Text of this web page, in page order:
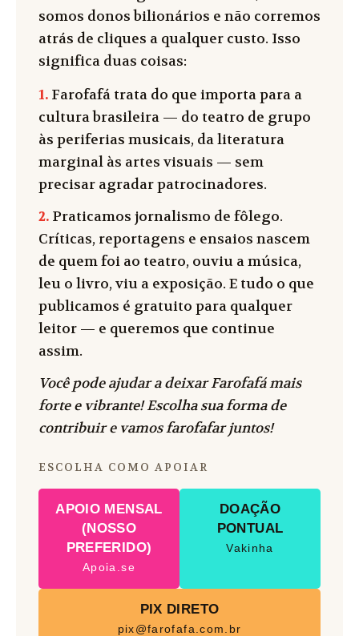
somos donos bilionários e não corremos
atrás de cliques a qualquer custo. Isso
significa duas coisas:
1. Farofafá trata do que importa para a
cultura brasileira — do teatro de grupo
às periferias musicais, da literatura
marginal às artes visuais — sem
precisar agradar patrocinadores.
2. Praticamos jornalismo de fôlego.
Críticas, reportagens e ensaios nascem
de quem foi ao teatro, ouviu a música,
leu o livro, viu a exposição. E tudo o que
publicamos é gratuito para qualquer
leitor — e queremos que continue
assim.
Você pode ajudar a deixar Farofafá mais
forte e vibrante! Escolha sua forma de
contribuir e vamos farofafar juntos!
ESCOLHA COMO APOIAR
APOIO MENSAL
(NOSSO
PREFERIDO)
Apoia.se
DOAÇÃO
PONTUAL
Vakinha
PIX DIRETO
pix@farofafa.com.br